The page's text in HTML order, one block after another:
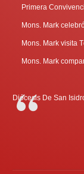
Mons. Mark
Mons. Mark visita
Diócesis De San